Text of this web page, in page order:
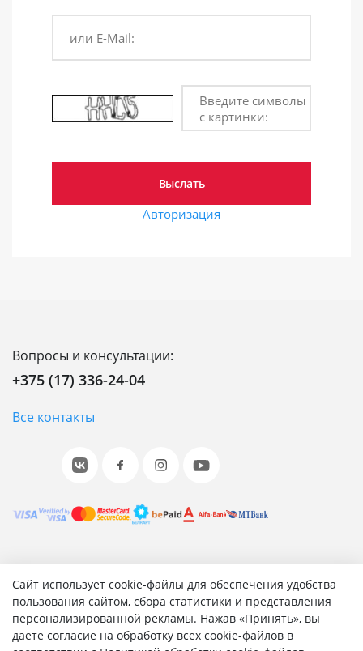
Сайт использует cookie-файлы для обеспечения удобства
пользования сайтом, сбора статистики и представления
персонализированной рекламы. Нажав «Принять», вы
даете согласие на обработку всех cookie-файлов в
или E-Mail:
Введите символы
с картинки:
Авторизация
Вопросы и консультации:
+375 (17) 336-24-04
Все контакты
© 2001-2026 «Битрикс», «1С-Битрикс». Работает на 1С-
Битрикс: Управление сайтом.
Согласие на обработку персональных данных
Отзыв согласия на обработку персональных данных